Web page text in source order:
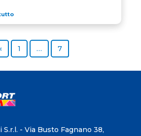
Previous page
Page
1 … Page
7
- Via Busto Fagnano 38,